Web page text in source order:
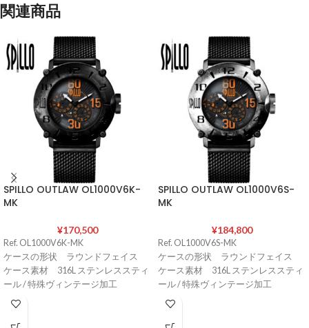
関連商品
SPILLO OUTLAW OL1000V6K-
MK
¥170,500
Ref. OL1000V6K-MK
ケースの形状 ラウンドフェイス
ケース素材 316L ステンレススティ
ール / 特殊ヴィンテージ加工
ケースサイズ 直径45 mm / 厚さ14
ケースカラー BLACK
SPILLO OUTLAW OL1000V6S-
MK
¥184,800
Ref. OL1000V6S-MK
ケースの形状 ラウンドフェイス
ケース素材 316L ステンレススティ
ール / 特殊ヴィンテージ加工
ケースサイズ 直径45 mm / 厚さ14
ケースカラー STEEL